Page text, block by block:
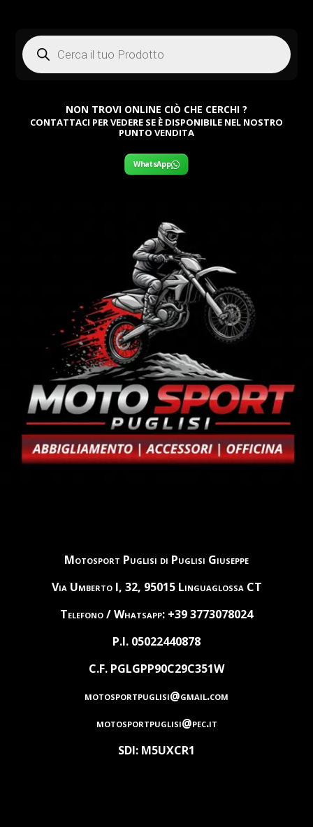
Products
search
NON TROVI ONLINE CIÒ CHE CERCHI ?
CONTATTACI PER VEDERE SE È DISPONIBILE NEL NOSTRO
PUNTO VENDITA
WhatsApp
Motosport Puglisi di Puglisi Giuseppe
Via Umberto I, 32, 95015 Linguaglossa CT
Telefono / Whatsapp: +39 3773078024
P.I. 05022440878
C.F. PGLGPP90C29C351W
motosportpuglisi@gmail.com
motosportpuglisi@pec.it
SDI: M5UXCR1